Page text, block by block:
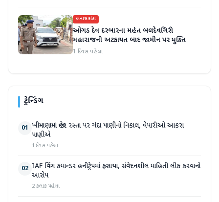
બનાસકાંઠા
ઓગડ દેવ દરબારના મહંત બલદેવગિરી
મહારાજની અટકાયત બાદ જામીન પર મુક્તિ
1 દિવસ પહેલા
ટ્રેન્ડિંગ
01 ખીમાણામાં જાહેર રસ્તા પર ગંદા પાણીનો નિકાલ, વેપારીઓ આકરા
પાણીએ
1 દિવસ પહેલા
02 IAF વિંગ કમાન્ડર હનીટ્રેપમાં ફસાયા, સંવેદનશીલ માહિતી લીક કરવાનો
આરોપ
2 કલાક પહેલા